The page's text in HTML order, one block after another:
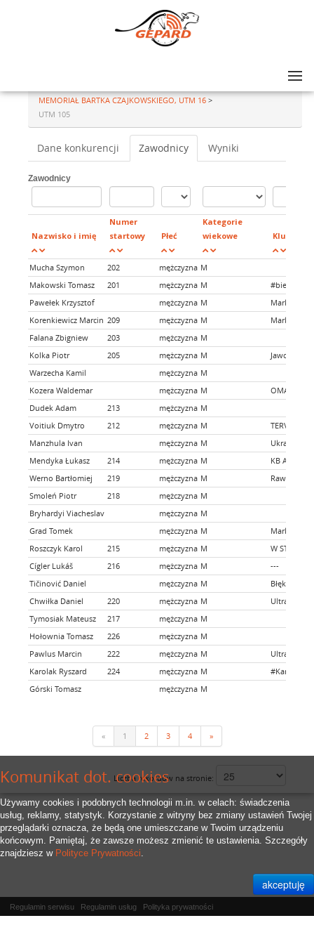
Komunikat dot. cookies
Używamy cookies i podobnych technologii m.in. w celach: świadczenia
usług, reklamy, statystyk. Korzystanie z witryny bez zmiany ustawień Twojej
przeglądarki oznacza, że będą one umieszczane w Twoim urządzeniu
końcowym. Pamiętaj, że zawsze możesz zmienić te ustawienia. Szczegóły
znajdziesz w Polityce Prywatności.
MEMORIAŁ BARTKA CZAJKOWSKIEGO, UTM 16 >
UTM 105
Dane konkurencji Zawodnicy Wyniki
Zawodnicy
Nazwisko i imię
Numer
startowy
Płeć
Kategorie
wiekowe
Klub
Mucha Szymon 202 mężczyzna M
Makowski Tomasz
201 mężczyzna M
Pawełek Krzysztof
mężczyzna M
Markowi
Korenkiewicz Marcin 209 mężczyzna M
Markowi
Falana Zbigniew
203 mężczyzna M
Kolka Piotr
205 mężczyzna M
Warzecha Kamil
mężczyzna M
Kozera Waldemar
mężczyzna M
OMA
Dudek Adam
213 mężczyzna M
Voitiuk Dmytro
212 mężczyzna M
TERVEL
Manzhula Ivan
mężczyzna M
Ukraińska
Mendyka Łukasz
214 mężczyzna M
KB
Werno Bartłomiej
219 mężczyzna M
Rawicz
Smoleń Piotr
218 mężczyzna M
Bryhardyi Viacheslav
mężczyzna M
Grad Tomek
mężczyzna M
Markowi
Roszczyk Karol
215 mężczyzna M
W STRONĘ
Cígler Lukáš
216 mężczyzna M
---
Tičinović Daniel
mężczyzna M
Błękitna
Chwiłka Daniel
220 mężczyzna M
Ultra Way
Tymosiak Mateusz
217 mężczyzna M
Hołownia Tomasz
226 mężczyzna M
Pawlus Marcin
222 mężczyzna M
Ultra Way
Karolak Ryszard
224 mężczyzna M
Górski Tomasz
mężczyzna M
« 1 2 3 4 »
Liczba rekordów na stronie:
Regulamin serwisu Regulamin usług
Polityka prywatności